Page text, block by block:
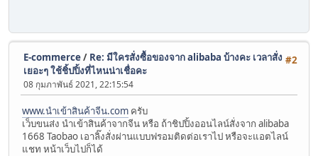
#2
E-commerce/ Re: มีใครสั่งซื้อของจาก alibaba บ้างคะ เวลาสั่ง
เยอะๆ ใช้ชิ้ปปิ้งที่ไหนน่าเชื่อคะ
08 กุมภาพันธ์ 2021, 22:15:54
www.นำเข้าสินค้าจีน.com ครับ
เว็บขนส่ง นำเข้าสินค้าจากจีน หรือ ถ้าชิปปิ้งออนไลน์สั่งจาก alibaba
1668 Taobao เอาลิ๊งสั่งผ่านแบบฟรอมติดต่อเราไป หรือจะแอตไลน์
แชท หน้าเว็บไปก็ได้